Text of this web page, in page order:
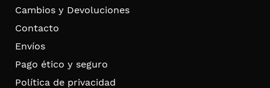
Cambios y Devoluciones
Contacto
Envíos
Pago ético y seguro
Política de privacidad